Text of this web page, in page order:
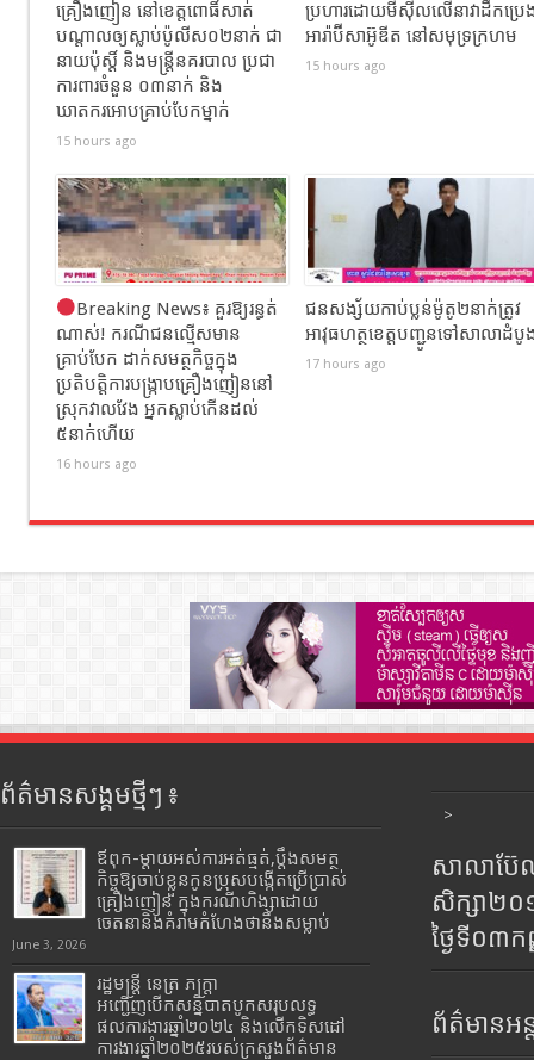
គ្រឿងញៀន នៅខេត្តពោធិ៍សាត់
បណ្តាលឲ្យស្លាប់ប៉ូលីស០២នាក់ ជា
នាយប៉ុស្តិ៍ និងមន្រ្តីនគរបាល ប្រជា
ការពារចំនួន ០៣នាក់ និង
ឃាតករអោបគ្រាប់បែកម្នាក់
15 hours ago
ប្រហារដោយមីស៊ីលលើនាវាដឹកប្រេ
អារ៉ាប៊ីសាអ៊ូឌីត នៅសមុទ្រក្រហម
15 hours ago
Breaking News៖ គួរឱ្យរន្ធត់
ណាស់! ករណីជនល្មើសមាន
គ្រាប់បែក ដាក់សមត្ថកិច្ចក្នុង
ប្រតិបត្តិការបង្ក្រាបគ្រឿងញៀននៅ
ស្រុកវាលវែង អ្នកស្លាប់កើនដល់
៥នាក់ហើយ
16 hours ago
ជនសង្ស័យកាប់ប្លន់ម៉ូតូ២នាក់ត្រូវ
អាវុធហត្ថខេត្តបញ្ជូនទៅសាលាដំបូ
17 hours ago
ព័ត៌មានសង្គមថ្មីៗ ៖
ឪពុក-ម្ដាយអស់ការអត់ធ្មត់,ប្ដឹងសមត្ថ
កិច្ចឱ្យចាប់ខ្លួនកូនប្រុសបង្កើតប្រើប្រាស់
គ្រឿងញៀន ក្នុងករណីហិង្សាដោយ
ចេតនានិងគំរាមកំហែងថានឹងសម្លាប់
June 3, 2026
រដ្ឋមន្រ្តី​ នេត្រ​ ភក្ត្រា​
អញ្ជើញបើកសន្និបាតបូកសរុបលទ្ធ
ផលការងារឆ្នាំ២០២៤ និងលើកទិសដៅ
ការងារឆ្នាំ២០២៥របស់​ក្រសួង​ព័ត៌មាន​
>
សាលាប៊ែ
សិក្សា២
ថ្ងៃទី០៣
ព័ត៌មានអន្